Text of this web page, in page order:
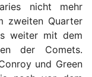
nicht mehr
zweiten Quarter
weiter mit dem
der Comets.
und Green